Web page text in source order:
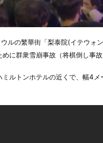
ルの繁華街「梨泰院(イテウォ
に群衆雪崩事故（将棋倒し事故
ルトンホテルの近くで、幅4